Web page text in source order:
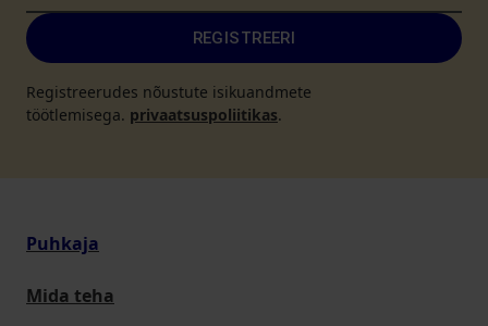
REGISTREERI
Registreerudes nõustute isikuandmete
töötlemisega. privaatsuspoliitikas.
Puhkaja
Mida teha